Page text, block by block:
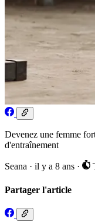
Devenez une femme
d'entraînement
Seana · il y a 8 ans ·
Partager l'article